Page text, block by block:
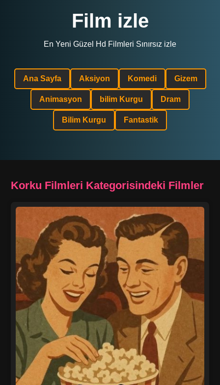
Film izle
En Yeni Güzel Hd Filmleri Sınırsız izle
Ana Sayfa Aksiyon Komedi Gizem
Animasyon bilim Kurgu Dram
Bilim Kurgu Fantastik
Korku Filmleri Kategorisindeki Filmler